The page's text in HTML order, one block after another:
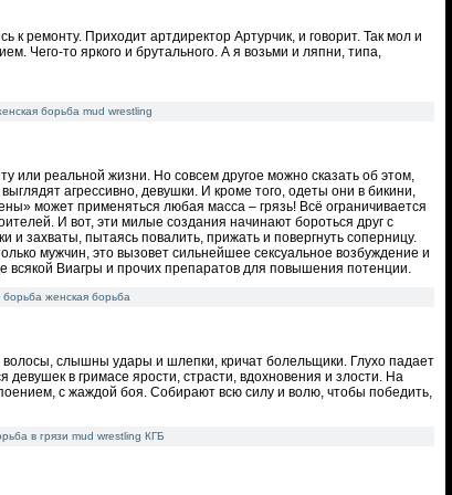
к ремонту. Приходит артдиректор Артурчик, и говорит. Так мол и
Чего-то яркого и брутального. А я возьми и ляпни, типа,
борьба mud wrestling
или реальной жизни. Но совсем другое можно сказать об этом,
агрессивно, девушки. И кроме того, одеты они в бикини,
может применяться любая масса – грязь! Всё ограничивается
И вот, эти милые создания начинают бороться друг с
захваты, пытаясь повалить, прижать и повергнуть соперницу.
мужчин, это вызовет сильнейшее сексуальное возбуждение и
Виагры и прочих препаратов для повышения потенции.
борьба женская борьба
слышны удары и шлепки, кричат болельщики. Глухо падает
в гримасе ярости, страсти, вдохновения и злости. На
с жаждой боя. Собирают всю силу и волю, чтобы победить,
в грязи mud wrestling КГБ